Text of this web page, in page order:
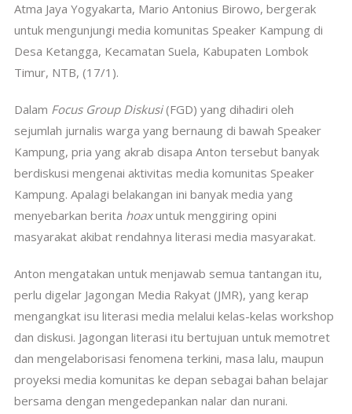
Atma Jaya Yogyakarta, Mario Antonius Birowo, bergerak
untuk mengunjungi media komunitas Speaker Kampung di
Desa Ketangga, Kecamatan Suela, Kabupaten Lombok
Timur, NTB, (17/1).
Dalam Focus Group Diskusi(FGD) yang dihadiri oleh
sejumlah jurnalis warga yang bernaung di bawah Speaker
Kampung, pria yang akrab disapa Anton tersebut banyak
berdiskusi mengenai aktivitas media komunitas Speaker
Kampung. Apalagi belakangan ini banyak media yang
menyebarkan berita hoaxuntuk menggiring opini
masyarakat akibat rendahnya literasi media masyarakat.
Anton mengatakan untuk menjawab semua tantangan itu,
perlu digelar Jagongan Media Rakyat (JMR), yang kerap
mengangkat isu literasi media melalui kelas-kelas workshop
dan diskusi. Jagongan literasi itu bertujuan untuk memotret
dan mengelaborisasi fenomena terkini, masa lalu, maupun
proyeksi media komunitas ke depan sebagai bahan belajar
bersama dengan mengedepankan nalar dan nurani.